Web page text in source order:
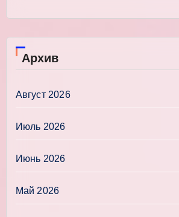
Архив
Август 2026
Июль 2026
Июнь 2026
Май 2026